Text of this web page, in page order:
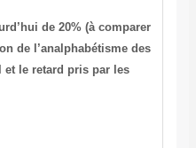
de 20% (à comparer
de l’analphabétisme des
et le retard pris par les